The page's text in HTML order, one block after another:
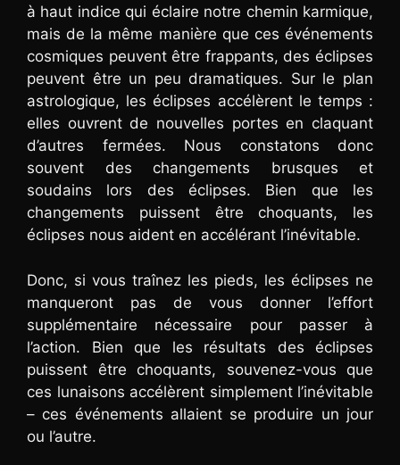
à haut indice qui éclaire notre chemin karmique,
mais de la même manière que ces événements
cosmiques peuvent être frappants, des éclipses
peuvent être un peu dramatiques. Sur le plan
astrologique, les éclipses accélèrent le temps :
elles ouvrent de nouvelles portes en claquant
d’autres fermées. Nous constatons donc
souvent des changements brusques et
soudains lors des éclipses. Bien que les
changements puissent être choquants, les
éclipses nous aident en accélérant l’inévitable.
Donc, si vous traînez les pieds, les éclipses ne
manqueront pas de vous donner l’effort
supplémentaire nécessaire pour passer à
l’action. Bien que les résultats des éclipses
puissent être choquants, souvenez-vous que
ces lunaisons accélèrent simplement l’inévitable
– ces événements allaient se produire un jour
ou l’autre.